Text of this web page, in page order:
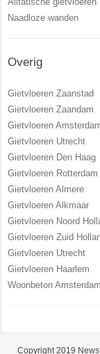
Naadloze wanden
Overig
Gietvloeren Zaanstad
Gietvloeren Zaandam
Gietvloeren
Gietvloeren Utrecht
Gietvloeren Den Haag
Gietvloeren Rotterdam
Gietvloeren Almere
Gietvloeren Alkmaar
Gietvloeren Noord
Gietvloeren Zuid
Gietvloeren Utrecht
Gietvloeren Haarlem
Woonbeton Amsterdam
Copyright 2019